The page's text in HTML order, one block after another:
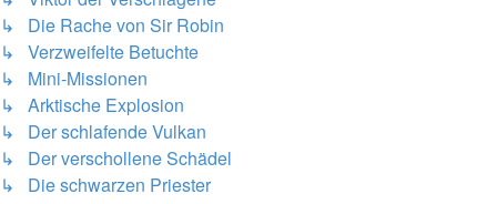
↳ Die Rache von Sir Robin
↳ Verzweifelte Betuchte
↳ Mini-Missionen
↳ Arktische Explosion
↳ Der schlafende Vulkan
↳ Der verschollene Schädel
↳ Die schwarzen Priester